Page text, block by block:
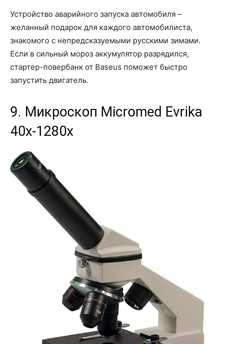
Устройство аварийного запуска автомобиля –
желанный подарок для каждого автомобилиста,
знакомого с непредсказуемыми русскими зимами.
Если в сильный мороз аккумулятор разрядился,
стартер-повербанк от Baseus поможет быстро
запустить двигатель.
9. Микроскоп Micromed Evrika
40x-1280x